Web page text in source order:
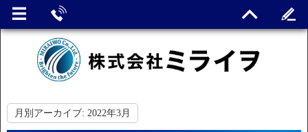
月別アーカイブ: 2022年3月